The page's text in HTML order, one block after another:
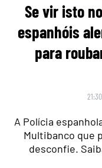
Se vir isto
espanhóis
para
A Polícia
Multibanco que
desconfie.